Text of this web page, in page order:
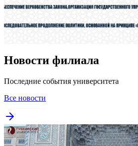
Новости филиала
Последние события университета
Все новости